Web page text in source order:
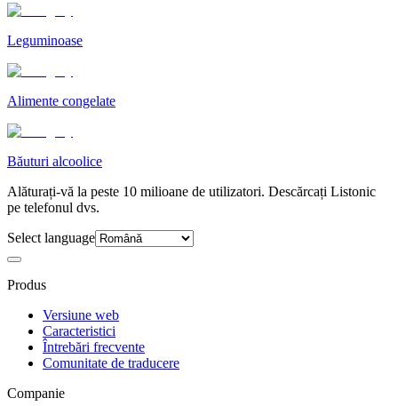
Leguminoase
Alimente congelate
Băuturi alcoolice
Alăturați-vă la peste 10 milioane de utilizatori. Descărcați Listonic
pe telefonul dvs.
Select language
Produs
Versiune web
Caracteristici
Întrebări frecvente
Comunitate de traducere
Companie